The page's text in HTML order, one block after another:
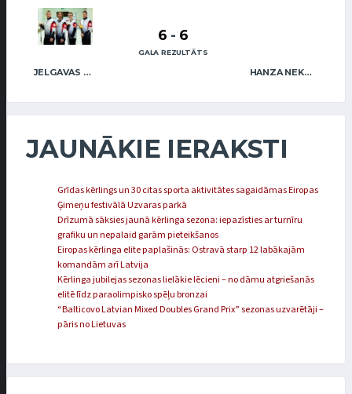
JELGAVAS MAIZNIEKS HANZA NEKUSTAMIE ĪPAŠUMI MIX
6 - 6
GALA REZULTĀTS
JAUNĀKIE IERAKSTI
Grīdas kērlings un 30 citas sporta aktivitātes sagaidāmas Eiropas
Ģimeņu festivālā Uzvaras parkā
Drīzumā sāksies jaunā kērlinga sezona: iepazīsties ar turnīru
grafiku un nepalaid garām pieteikšanos
Eiropas kērlinga elite paplašinās: Ostravā starp 12 labākajām
komandām arī Latvija
Kērlinga jubilejas sezonas lielākie lēcieni – no dāmu atgriešanās
elitē līdz paraolimpisko spēļu bronzai
“Balticovo Latvian Mixed Doubles Grand Prix” sezonas uzvarētāji –
pāris no Lietuvas